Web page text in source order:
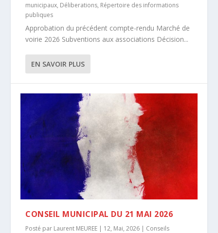
municipaux, Déliberations, Répertoire des informations
publiques
Approbation du précédent compte-rendu Marché de
voirie 2026 Subventions aux associations Décision...
EN SAVOIR PLUS
CONSEIL MUNICIPAL DU 21 MAI 2026
Posté par Laurent MEUREE | 12, Mai, 2026 | Conseils